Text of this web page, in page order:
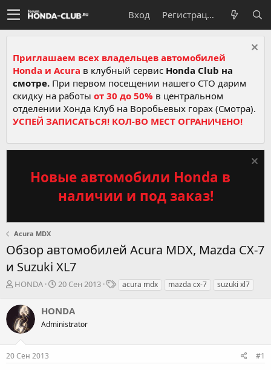
Вход Регистрация
Приглашаем всех владельцев автомобилей
Honda и Acura в клубный сервис Honda Club на
смотре. При первом посещении нашего СТО дарим
скидку на работы от 30 до 50% в центральном
отделении Хонда Клуб на Воробьевых горах (Смотра).
УСПЕЙ ЗАПИСАТЬСЯ! КОЛ-ВО МЕСТ ОГРАНИЧЕНО!
Новые автомобили Honda в
наличии и под заказ!
Acura MDX
Обзор автомобилей Acura MDX, Mazda CX-7
и Suzuki XL7
А
т
о
р
м
HONDA
Д
а
н
20 Сен 2013
Т acura mdx mazda cx-7 suzuki xl7
HONDA
Administrator
20 Сен 2013 #1